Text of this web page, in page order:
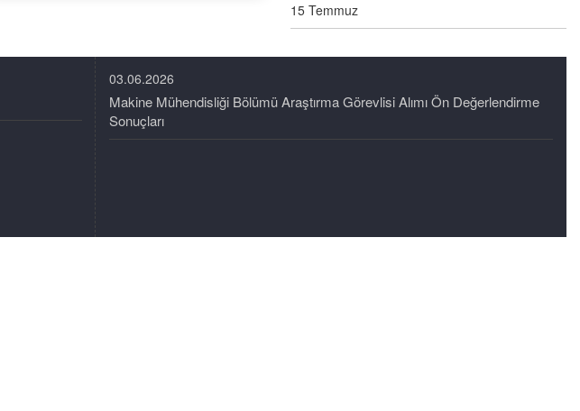
15 Temmuz
03 Temmuz 2026, 11:00 - 13:00
03.06.2026
Makine Mühendisliği Bölümü Araştırma Görevlisi Alımı Ön Değerlendirme
Sonuçları